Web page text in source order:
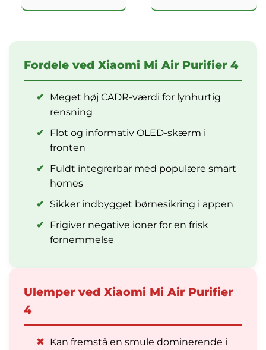
Fordele ved Xiaomi Mi Air Purifier 4
✔
Meget høj CADR-værdi for lynhurtig
rensning
✔
Flot og informativ OLED-skærm i
fronten
✔
Fuldt integrerbar med populære smart
homes
✔
Sikker indbygget børnesikring i appen
✔
Frigiver negative ioner for en frisk
fornemmelse
Ulemper ved Xiaomi Mi Air Purifier
4
✖ Kan fremstå en smule dominerende i